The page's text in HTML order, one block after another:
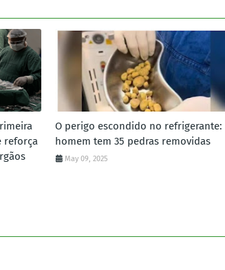
reforça
O perigo escondido no refrigerante:
homem tem 35 pedras removidas
May 09, 2025